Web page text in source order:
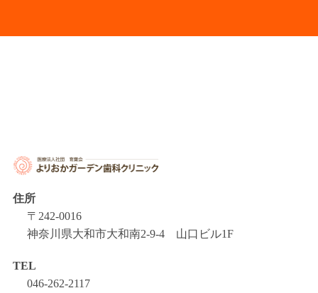
住所
〒242-0016
神奈川県大和市大和南2-9-4 山口ビル1F
TEL
046-262-2117